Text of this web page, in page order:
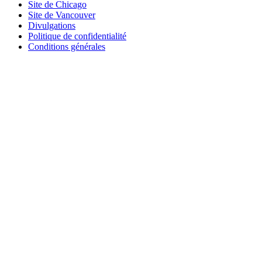
Site de Chicago
Site de Vancouver
Divulgations
Politique de confidentialité
Conditions générales